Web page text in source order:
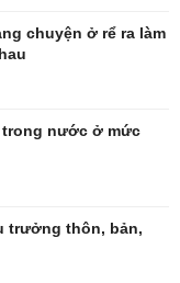
nghiệp 24h
chuyện ở rể ra làm
trong nước ở mức
trưởng thôn, bản,